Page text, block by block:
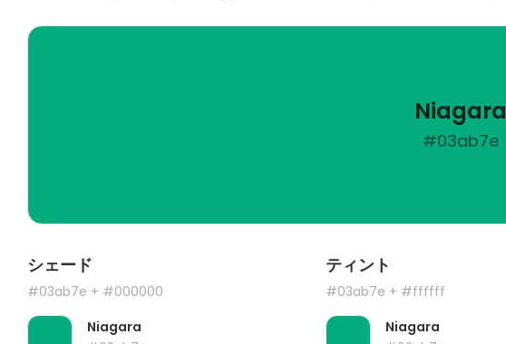
Niagara
#03ab7e
シェード
#03ab7e + #000000
Niagara
ティント
#03ab7e + #ffffff
Niagara